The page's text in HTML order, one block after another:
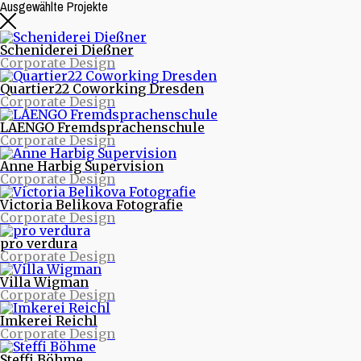
Ausgewählte Projekte
Scheniderei Dießner
Corporate Design
Quartier22 Coworking Dresden
Corporate Design
LAENGO Fremdsprachenschule
Corporate Design
Anne Harbig Supervision
Corporate Design
Victoria Belikova Fotografie
Corporate Design
pro verdura
Corporate Design
Villa Wigman
Corporate Design
Imkerei Reichl
Corporate Design
Beitragsarchive
Neueste Beiträge
Nachrichten aus Projekten
Starke Musik und starke Bilder - Eine neue Webseite
für die Quohren MPG
30/30 - 30 Logos - 30 Tage
purinto ist umgezogen
Logodesign für den Motion Designer und Regisseur
Dimitrij Schmunk
Warum Nachhaltigkeit Spaß macht oder mit dem
Fahrrad durchs Land